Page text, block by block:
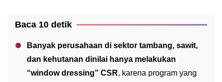
Baca 10 detik
Banyak perusahaan di sektor tambang, sawit,
dan kehutanan dinilai hanya melakukan
“window dressing” CSR, karena program yang